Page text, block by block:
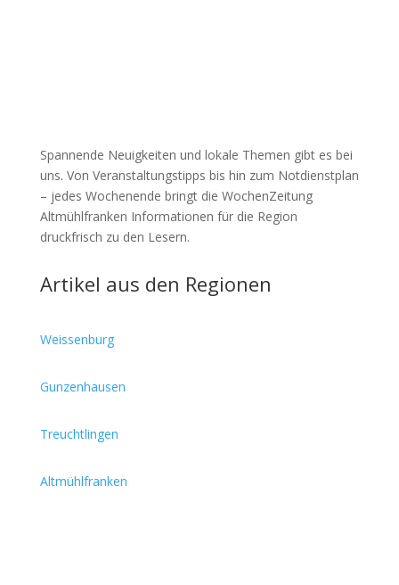
Spannende Neuigkeiten und lokale Themen gibt es bei
uns. Von Veranstaltungstipps bis hin zum Notdienstplan
– jedes Wochenende bringt die WochenZeitung
Altmühlfranken Informationen für die Region
druckfrisch zu den Lesern.
Artikel aus den Regionen
Weissenburg
Gunzenhausen
Treuchtlingen
Altmühlfranken